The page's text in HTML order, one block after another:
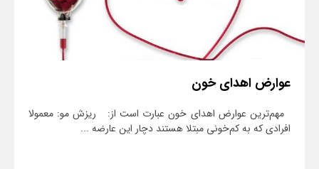
عوارض اهدای خون
مهم‌ترین عوارض اهدای خون عبارت است از: ریزش مو: معمولا
افرادی که به کم‌خونی مبتلا هستند دچار این عارضه ...